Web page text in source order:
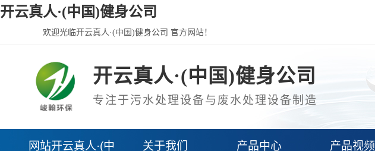
开云真人·(中国)健身公司
欢迎光临开云真人·(中国)健身公司 官方网站！
开云真人·(中国)健身公司
专注于污水处理设备与废水处理设备制造
网站开云真人·(中 关于我们 产品中心 产品视频